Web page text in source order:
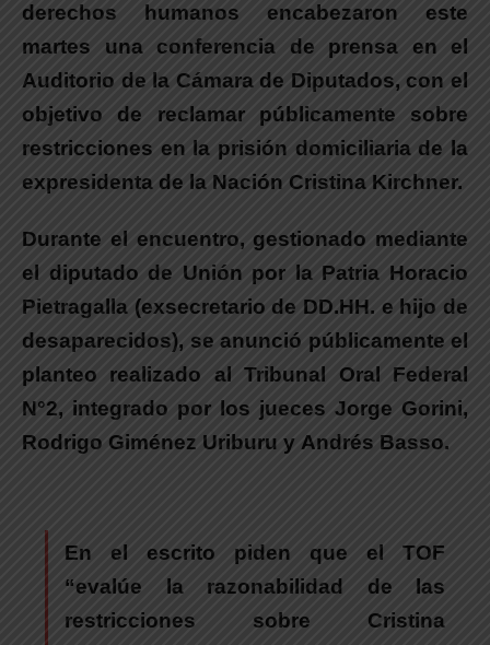
derechos humanos encabezaron este
martes una conferencia de prensa en el
Auditorio de la Cámara de Diputados, con el
objetivo de reclamar públicamente sobre
restricciones en la prisión domiciliaria de la
expresidenta de la Nación Cristina Kirchner.
Durante el encuentro, gestionado mediante
el diputado de Unión por la Patria Horacio
Pietragalla (exsecretario de DD.HH. e hijo de
desaparecidos), se anunció públicamente el
planteo realizado al Tribunal Oral Federal
N°2, integrado por los jueces Jorge Gorini,
Rodrigo Giménez Uriburu y Andrés Basso.
En el escrito piden que el TOF
“evalúe la razonabilidad de las
restricciones sobre Cristina